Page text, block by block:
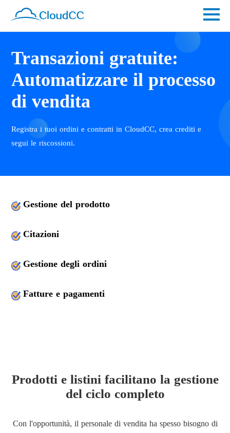
Transazioni gratuite:
Automatizzare il processo
di vendita
Registra i tuoi ordini e contratti in CloudCC, crea crediti e
segui le riscossioni.
Gestione del prodotto
Citazioni
Gestione degli ordini
Fatture e pagamenti
Prodotti e listini facilitano la gestione
del ciclo completo
Con l'opportunità, il personale di vendita ha spesso bisogno di